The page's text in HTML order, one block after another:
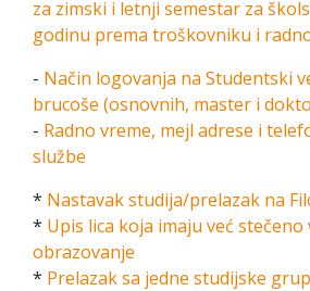
za zimski i letnji semestar za
godinu prema troškovniku i
- Način logovanja na Studentski
brucoše (osnovnih, master i
- Radno vreme, mejl adrese i
službe
* Nastavak studija/prelazak na
* Upis lica koja imaju već stečeno
obrazovanje
* Prelazak sa jedne studijske